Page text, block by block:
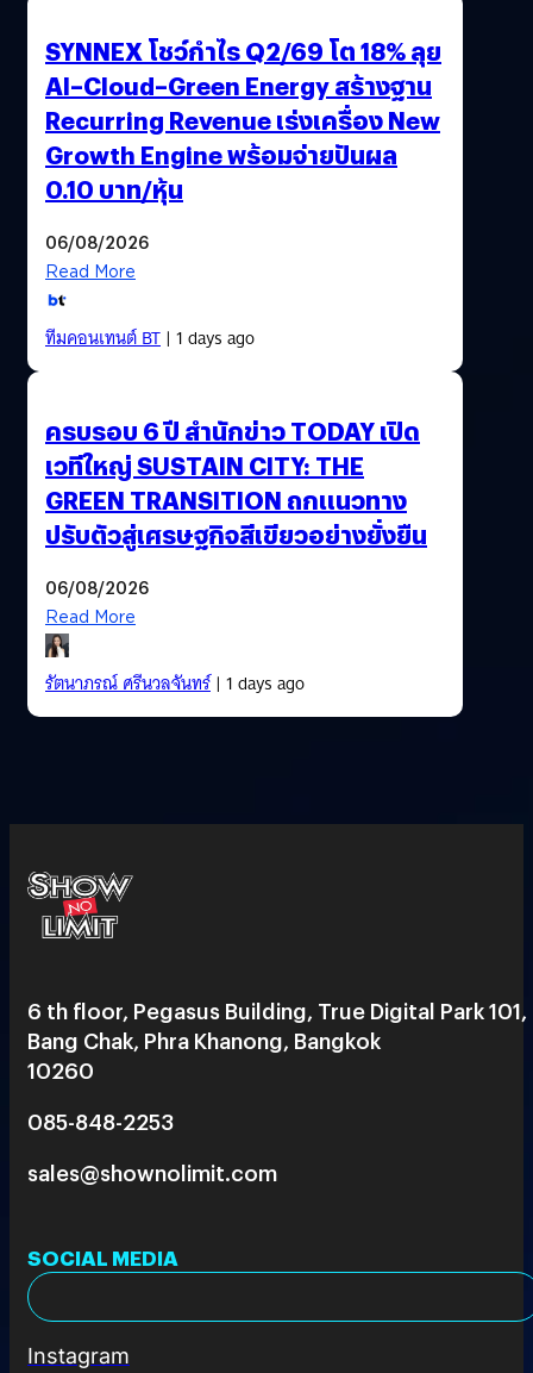
SYNNEX โชว์กำไร Q2/69 โต 18% ลุย
AI–Cloud–Green Energy สร้างฐาน
Recurring Revenue เร่งเครื่อง New
Growth Engine พร้อมจ่ายปันผล
0.10 บาท/หุ้น
06/08/2026
Read More
ทีมคอนเทนต์ BT| 1 days ago
ครบรอบ 6 ปี สำนักข่าว TODAY เปิด
เวทีใหญ่ SUSTAIN CITY: THE
GREEN TRANSITION ถกแนวทาง
ปรับตัวสู่เศรษฐกิจสีเขียวอย่างยั่งยืน
06/08/2026
Read More
รัตนาภรณ์ ศรีนวลจันทร์| 1 days ago
6 th floor, Pegasus Building, True Digital Park 101,
Bang Chak, Phra Khanong, Bangkok
10260
085-848-2253
sales@shownolimit.com
SOCIAL MEDIA
Instagram